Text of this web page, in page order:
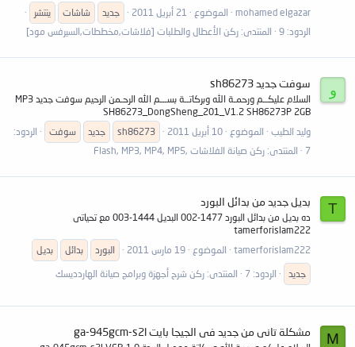
mohamed elgazar
الموضوع 21 أبريل 2011 جديد شاشات
ينتشر
الردود: 9
المنتدى: ركن الأعطال والطلبات [فلاشات,مخططات,السيرفس مود]
و سوفت جديد sh86273
السلام عليكــم ورحمـة الله وبركاتــة بســـم الله الرحـمن الرحيم سوفت جديد MP3
SH86273_DongSheng_201_V1.2 SH86273P 2GB
وليد الطيب
الموضوع 10 أبريل 2011 sh86273 جديد سوفت
الردود:
7
المنتدى: ركن صيانة الفلاشات ,Flash, MP3, MP4, MP5
T بديل جديد من بدائل البورد
ده بديل من بدائل البورد 1477-002 البديل 1444-003 مع تحياتى
tamerforislam222
tamerforislam222
الموضوع 19 مارس 2011 البورد بدائل
بديل
جديد
الردود: 7 المنتدى: ركن شرح أجهزة وبرامج صيانة الهاردديسك
M مشكلة تانى من جديد فى الجيجا بايت ga-945gcm-s2l